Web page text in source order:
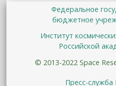
Федеральное
бюджетное
Институт
Российской
© 2013-2022 Space
Пресс-